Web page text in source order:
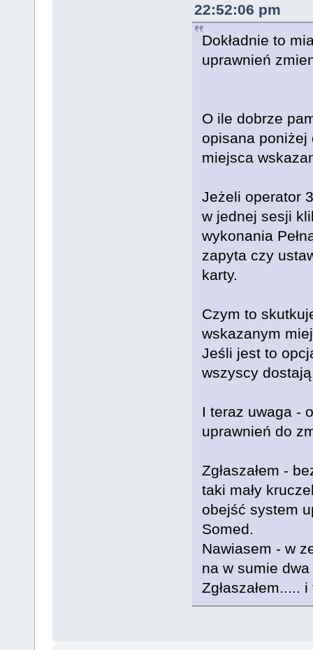
22:52:06 pm
Dokładnie to
uprawnień
O ile dobrze
opisana poniżej
miejsca
Jeżeli operator
w jednej sesji
wykonania
zapyta czy
karty.
Czym to
wskazanym
Jeśli jest to
wszyscy
I teraz uwaga -
uprawnień do
Zgłaszałem -
taki mały
obejść system
Somed.
Nawiasem - w
na w sumie
Zgłaszałem.....